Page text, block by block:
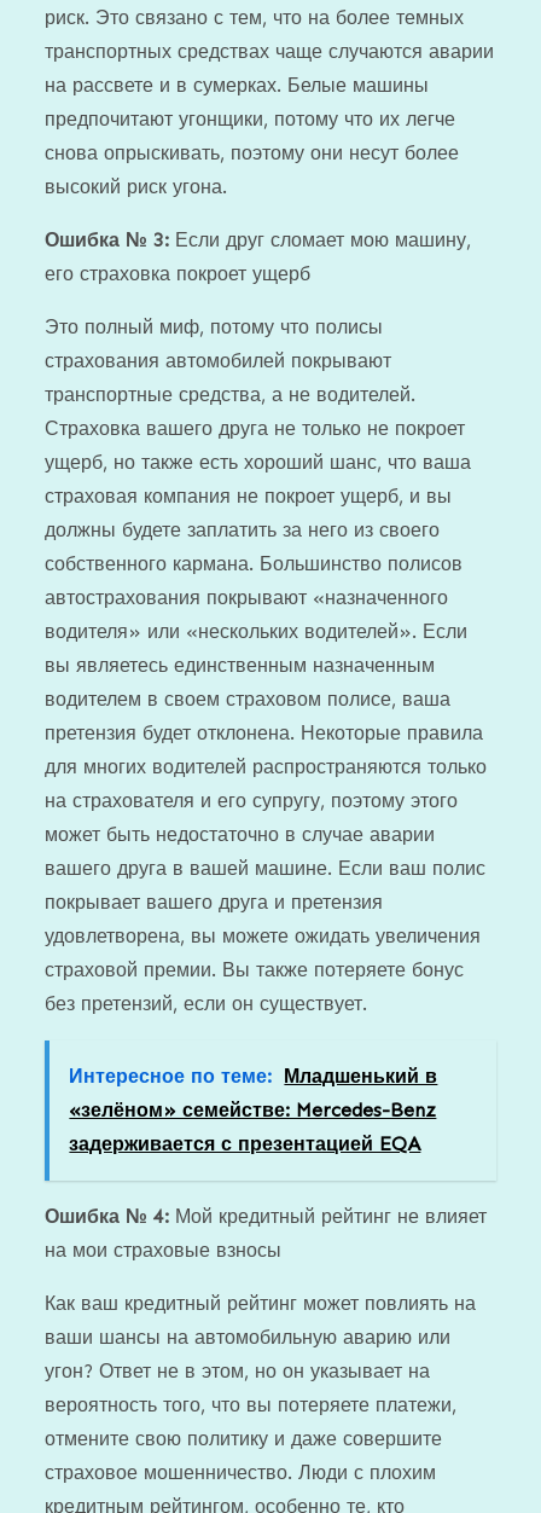
риск. Это связано с тем, что на более темных
транспортных средствах чаще случаются аварии
на рассвете и в сумерках. Белые машины
предпочитают угонщики, потому что их легче
снова опрыскивать, поэтому они несут более
высокий риск угона.
Ошибка № 3: Если друг сломает мою машину,
его страховка покроет ущерб
Это полный миф, потому что полисы
страхования автомобилей покрывают
транспортные средства, а не водителей.
Страховка вашего друга не только не покроет
ущерб, но также есть хороший шанс, что ваша
страховая компания не покроет ущерб, и вы
должны будете заплатить за него из своего
собственного кармана. Большинство полисов
автострахования покрывают «назначенного
водителя» или «нескольких водителей». Если
вы являетесь единственным назначенным
водителем в своем страховом полисе, ваша
претензия будет отклонена. Некоторые правила
для многих водителей распространяются только
на страхователя и его супругу, поэтому этого
может быть недостаточно в случае аварии
вашего друга в вашей машине. Если ваш полис
покрывает вашего друга и претензия
удовлетворена, вы можете ожидать увеличения
страховой премии. Вы также потеряете бонус
без претензий, если он существует.
Интересное по теме: Младшенький в
«зелёном» семействе: Mercedes-Benz
задерживается с презентацией EQA
Ошибка № 4: Мой кредитный рейтинг не влияет
на мои страховые взносы
Как ваш кредитный рейтинг может повлиять на
ваши шансы на автомобильную аварию или
угон? Ответ не в этом, но он указывает на
вероятность того, что вы потеряете платежи,
отмените свою политику и даже совершите
страховое мошенничество. Люди с плохим
кредитным рейтингом, особенно те, кто